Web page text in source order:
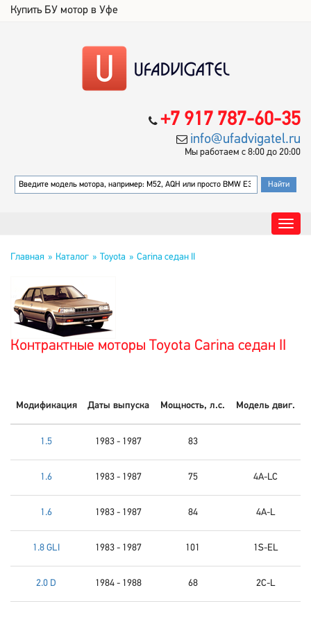
Купить БУ мотор в Уфе
+7 917 787-60-35
info@ufadvigatel.ru
Мы работаем с 8:00 до 20:00
Главная Каталог Toyota Carina седан II
Контрактные моторы Toyota Carina седан II
Модификация Даты выпуска Мощность, л.с. Модель двиг.
1.5 1983 - 1987 83
1.6 1983 - 1987 75 4A-LC
1.6 1983 - 1987 84 4A-L
1.8 GLI 1983 - 1987 101 1S-EL
2.0 D 1984 - 1988 68 2C-L